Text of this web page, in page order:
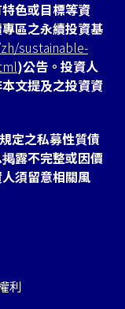
色或目標等資
區之永續投資基
sustainable-
)公告。投資人
文提及之投資資
定之私募性質債
露不完整或因價
須留意相關風
利